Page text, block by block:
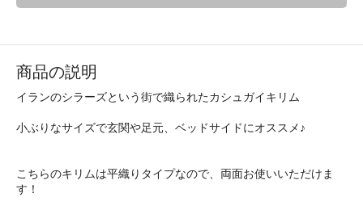
商品の説明
イランのシラーズという街で織られたカシュガイキリム
小ぶりなサイズで玄関や足元、ベッドサイドにオススメ♪
こちらのキリムは平織りタイプなので、両面お使いいただけま
す！